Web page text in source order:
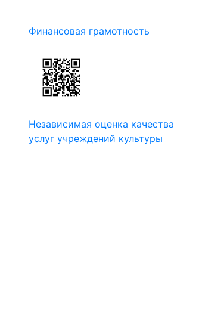
Финансовая грамотность
Независимая оценка качества
услуг учреждений культуры